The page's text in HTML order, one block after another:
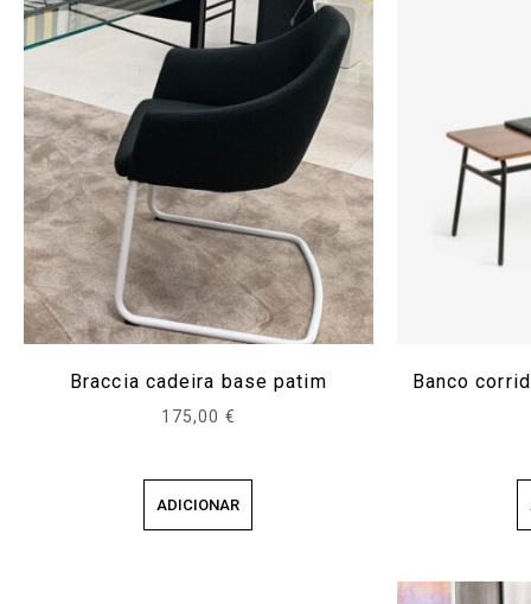
Braccia cadeira base patim
175,00 €
ADICIONAR
Banco